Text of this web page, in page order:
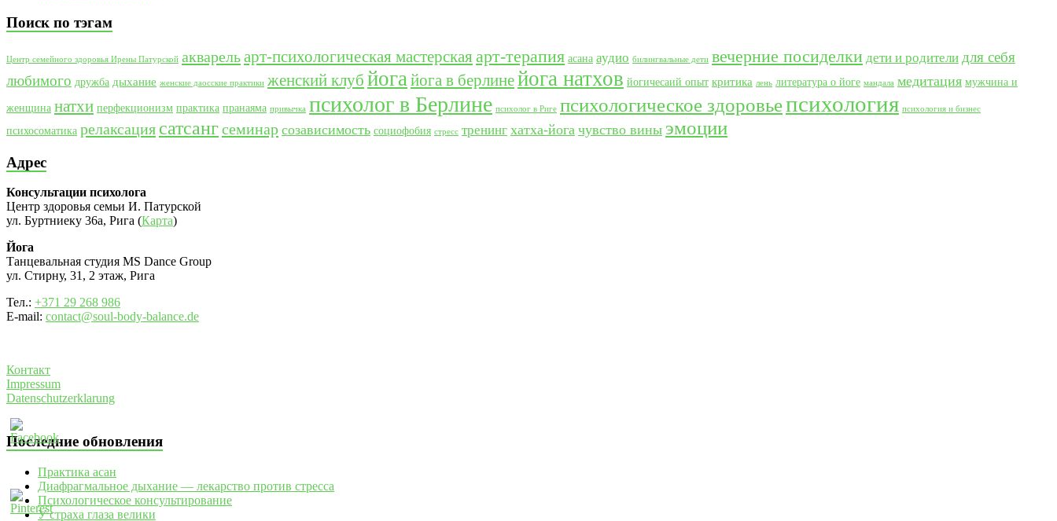
Поиск по тэгам
Центр семейного здоровья Ирены Патурской акварельарт-психологическая мастерскаяарт-терапия асана аудио билингвальные дети вечерние посиделки дети и родители для себя
любимого дружба дыхание женские даосские практики женский клуб йога йога в берлинейога натхов йогичесаий опыт критика лень литература о йоге мандала медитация мужчина и
женщина натхи перфекционизм практика пранаяма привычка психолог в Берлине психолог в Риге психологическое здоровьепсихология психология и бизнес
психосоматика релаксация сатсангсеминар созависимость социофобия стресс тренинг хатха-йога чувство вины эмоции
Адрес
Консультации психолога
Центр здоровья семьи И. Патурской
ул. Буртниеку 36а, Рига (Карта)
Йога
Танцевальная студия MS Dance Group
ул. Стирну, 31, 2 этаж, Рига
Тел.: +371 29 268 986
E-mail: contact@soul-body-balance.de
Контакт
Impressum
Datenschutzerklarung
Последние обновления
Практика асан
Диафрагмальное дыхание — лекарство против стресса
Психологическое консультирование
У страха глаза велики